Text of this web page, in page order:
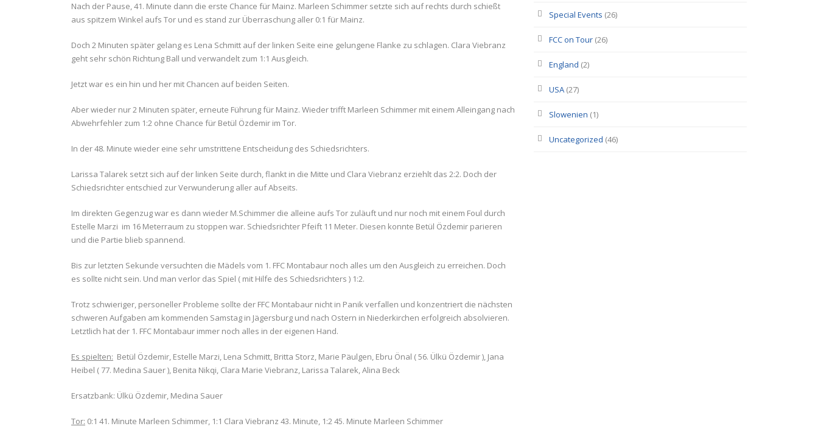
Nach der Pause, 41. Minute dann die erste Chance für Mainz. Marleen Schimmer setzte sich auf rechts durch schießt
aus spitzem Winkel aufs Tor und es stand zur Überraschung aller 0:1 für Mainz.
Doch 2 Minuten später gelang es Lena Schmitt auf der linken Seite eine gelungene Flanke zu schlagen. Clara Viebranz
geht sehr schön Richtung Ball und verwandelt zum 1:1 Ausgleich.
Jetzt war es ein hin und her mit Chancen auf beiden Seiten.
Aber wieder nur 2 Minuten später, erneute Führung für Mainz. Wieder trifft Marleen Schimmer mit einem Alleingang nach
Abwehrfehler zum 1:2 ohne Chance für Betül Özdemir im Tor.
In der 48. Minute wieder eine sehr umstrittene Entscheidung des Schiedsrichters.
Larissa Talarek setzt sich auf der linken Seite durch, flankt in die Mitte und Clara Viebranz erziehlt das 2:2. Doch der
Schiedsrichter entschied zur Verwunderung aller auf Abseits.
Im direkten Gegenzug war es dann wieder M.Schimmer die alleine aufs Tor zuläuft und nur noch mit einem Foul durch
Estelle Marzi im 16 Meterraum zu stoppen war. Schiedsrichter Pfeift 11 Meter. Diesen konnte Betül Özdemir parieren
und die Partie blieb spannend.
Bis zur letzten Sekunde versuchten die Mädels vom 1. FFC Montabaur noch alles um den Ausgleich zu erreichen. Doch
es sollte nicht sein. Und man verlor das Spiel ( mit Hilfe des Schiedsrichters ) 1:2.
Trotz schwieriger, personeller Probleme sollte der FFC Montabaur nicht in Panik verfallen und konzentriert die nächsten
schweren Aufgaben am kommenden Samstag in Jägersburg und nach Ostern in Niederkirchen erfolgreich absolvieren.
Letztlich hat der 1. FFC Montabaur immer noch alles in der eigenen Hand.
Es spielten: Betül Özdemir, Estelle Marzi, Lena Schmitt, Britta Storz, Marie Päulgen, Ebru Önal ( 56. Ülkü Özdemir ), Jana
Heibel ( 77. Medina Sauer ), Benita Nikqi, Clara Marie Viebranz, Larissa Talarek, Alina Beck
Ersatzbank: Ülkü Özdemir, Medina Sauer
Tor: 0:1 41. Minute Marleen Schimmer, 1:1 Clara Viebranz 43. Minute, 1:2 45. Minute Marleen Schimmer
Special Events (26)
FCC on Tour (26)
England (2)
USA (27)
Slowenien (1)
Uncategorized (46)